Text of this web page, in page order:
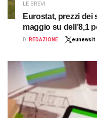
LE BREVI
Eurostat, prezzi dei
maggio su dell’8,1
DI REDAZIONE eunewsit